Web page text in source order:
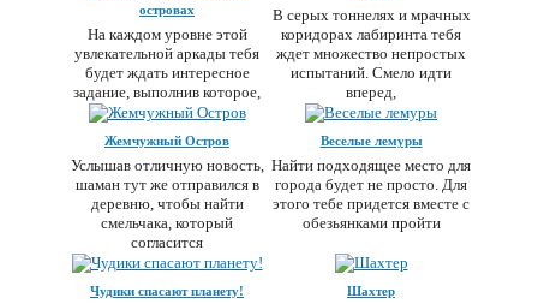
островах
На каждом уровне этой
увлекательной аркады тебя
будет ждать интересное
задание, выполнив которое,
ты сможешь
В серых тоннелях и мрачных
коридорах лабиринта тебя
ждет множество непростых
испытаний. Смело идти
вперед,
Жемчужный Остров
Услышав отличную новость,
шаман тут же отправился в
деревню, чтобы найти
смельчака, который
согласится
Веселые лемуры
Найти подходящее место для
города будет не просто. Для
этого тебе придется вместе с
обезьянками пройти
Чудики спасают планету! Шахтер